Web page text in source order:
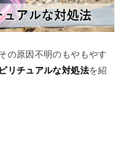
の原因不明のもやもやす
リチュアルな対処法を紹